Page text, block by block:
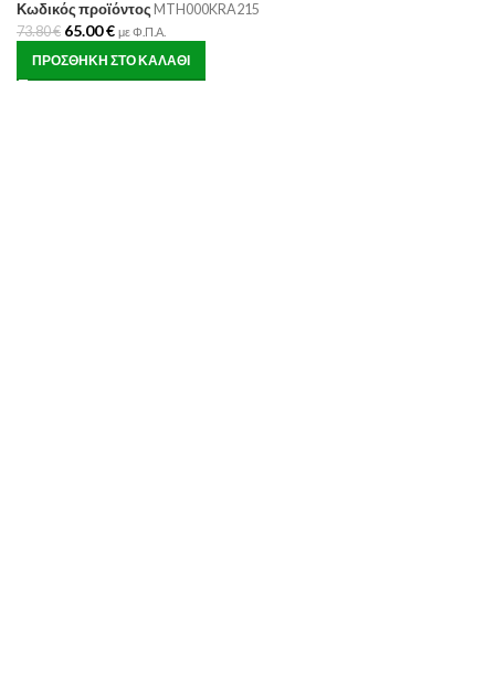
Κωδικός προϊόντος MTH000KRA215
73.80€ 65.00€ με Φ.Π.Α.
ΠΡΟΣΘΉΚΗ ΣΤΟ ΚΑΛΆΘΙ